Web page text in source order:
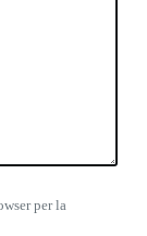
per la